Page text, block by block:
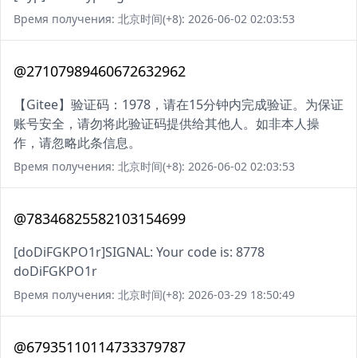
Время получения: 北京时间(+8): 2026-06-02 02:03:53
@27107989460672632962
【Gitee】验证码：1978，请在15分钟内完成验证。为保证
账号安全，请勿将此验证码提供给其他人。如非本人操
作，请忽略此条信息。
Время получения: 北京时间(+8): 2026-06-02 02:03:53
@78346825582103154699
[doDiFGKPO1r]SIGNAL: Your code is: 8778
doDiFGKPO1r
Время получения: 北京时间(+8): 2026-03-29 18:50:49
@67935110114733379787